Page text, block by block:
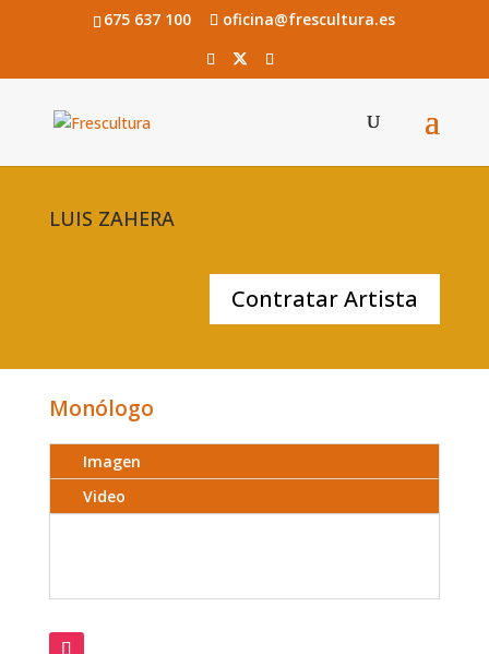
675 637 100 oficina@frescultura.es
LUIS ZAHERA
Contratar Artista
Monólogo
Imagen
Video